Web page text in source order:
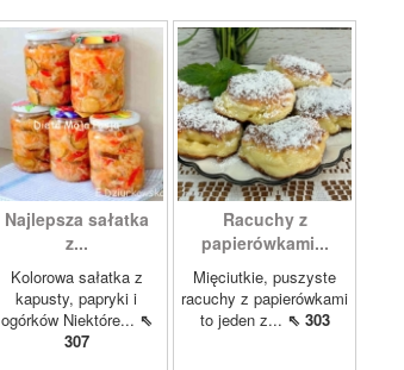
Najlepsza sałatka
z...
Kolorowa sałatka z
kapusty, papryki i
ogórków Niektóre... ⇖
307
Racuchy z
papierówkami...
Mięciutkie, puszyste
racuchy z papierówkami
to jeden z... ⇖ 303